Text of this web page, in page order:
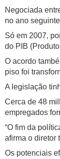
Negociada
no ano
Só em 2007,
do PIB
O acordo
piso foi
A legislação
Cerca de 48
empregados
“O fim da
afirma o diretor
Os potenciais